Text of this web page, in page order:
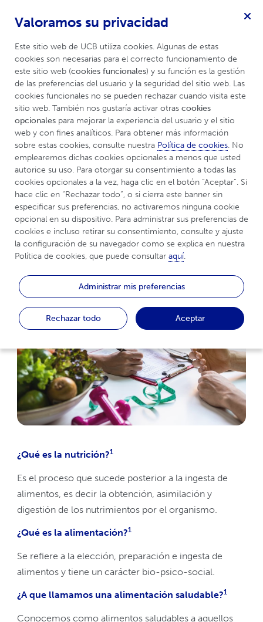
Enfermedades Mediadas por Inflamación
Menú
UCBCares Vida Saludable Alimentación
Alimentación
¿Qué es la nutrición?1
Es el proceso que sucede posterior a la ingesta de
alimentos, es decir la obtención, asimilación y
digestión de los nutrimientos por el organismo.
¿Qué es la alimentación?1
Se refiere a la elección, preparación e ingesta de
alimentos y tiene un carácter bio-psico-social.
¿A que llamamos una alimentación saludable?1
Conocemos como alimentos saludables a aquellos
Valoramos su privacidad
Este sitio web de UCB utiliza cookies. Algunas de estas
cookies son necesarias para el correcto funcionamiento de
este sitio web (cookies funcionales) y su función es la gestión
de las preferencias del usuario y la seguridad del sitio web. Las
cookies funcionales no se pueden rechazar cuando visita este
sitio web. También nos gustaría activar otras cookies
opcionales para mejorar la experiencia del usuario y el sitio
web y con fines analíticos. Para obtener más información
sobre estas cookies, consulte nuestra Política de cookies. No
emplearemos dichas cookies opcionales a menos que usted
autorice su uso. Para otorgar su consentimiento a todas las
cookies opcionales a la vez, haga clic en el botón “Aceptar”. Si
hace clic en “Rechazar todo”, o si cierra este banner sin
especificar sus preferencias, no activaremos ninguna cookie
opcional en su dispositivo. Para administrar sus preferencias de
cookies e incluso retirar su consentimiento, consulte y ajuste
la configuración de su navegador como se explica en nuestra
Política de cookies, que puede consultar aquí.
Rechazar todo
Administrar mis preferencias
Aceptar